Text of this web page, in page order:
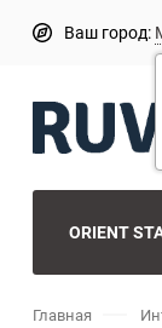
Ваш город:
ORIENT
Главная